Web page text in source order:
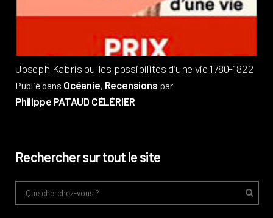
Joseph Kabris ou les possibilités d’une vie 1780-1822
Publié dans Océanie, Recensions par
Philippe PATAUD CÉLÉRIER
Rechercher sur tout le site